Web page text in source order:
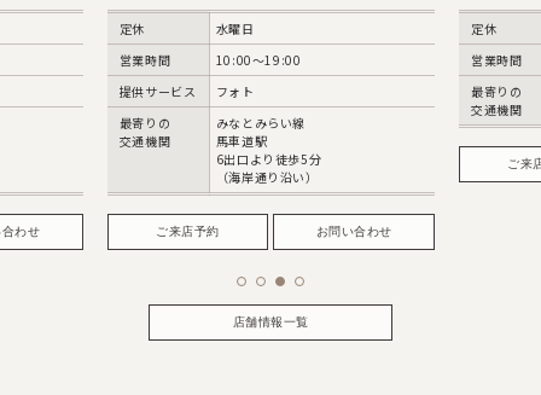
わせ
定休
水曜日
営業時間
10:00〜19:00
提供サービス
フォト
最寄りの
交通機関
みなとみらい線
馬車道駅
6出口より徒歩5分
（海岸通り沿い）
ご来店予約 お問い合わせ
定休
営業時間
最寄りの
交通機関
ご来
店舗情報一覧